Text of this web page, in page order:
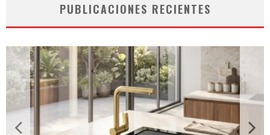
PUBLICACIONES RECIENTES